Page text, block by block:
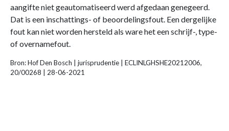
aangifte niet geautomatiseerd werd afgedaan genegeerd.
Dat is een inschattings- of beoordelingsfout. Een dergelijke
fout kan niet worden hersteld als ware het een schrijf-, type-
of overnamefout.
Bron: Hof Den Bosch | jurisprudentie | ECLINLGHSHE20212006,
20/00268 | 28-06-2021